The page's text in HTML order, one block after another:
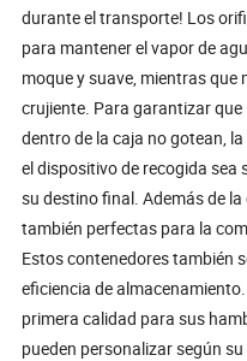
durante el transporte! Los
para mantener el vapor de
moque y suave, mientras
crujiente. Para garantizar
dentro de la caja no gotean,
el dispositivo de recogida sea
su destino final. Además de
también perfectas para la
Estos contenedores también
eficiencia de
primera calidad para sus
pueden personalizar según